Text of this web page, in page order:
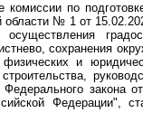
комиссии по
области № 1 от
осуществления
сохранения
физических и
закона
Федерации",